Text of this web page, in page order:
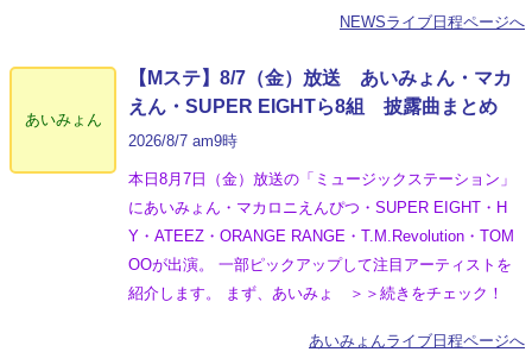
NEWSライブ日程ページへ
あいみょん
【Mステ】8/7（金）放送 あいみょん・マカ
えん・SUPER EIGHTら8組 披露曲まとめ
2026/8/7 am9時
本日8月7日（金）放送の「ミュージックステーション」
にあいみょん・マカロニえんぴつ・SUPER EIGHT・H
Y・ATEEZ・ORANGE RANGE・T.M.Revolution・TOM
OOが出演。 一部ピックアップして注目アーティストを
紹介します。 まず、あいみょ ＞＞続きをチェック！
あいみょんライブ日程ページへ